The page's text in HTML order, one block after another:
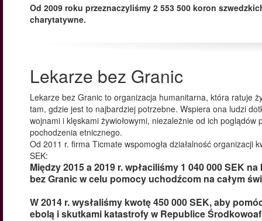
Od 2009 roku przeznaczyliśmy 2 553 500 koron
charytatywne.
Lekarze bez Granic
Lekarze bez Granic to organizacja humanitarna, która ratuje
tam, gdzie jest to najbardziej potrzebne. Wspiera ona ludzi
wojnami i klęskami żywiołowymi, niezależnie od ich poglądów
pochodzenia etnicznego.
Od 2011 r. firma Ticmate wspomogła działalność organizacji
SEK:
Między 2015 a 2019 r. wpłaciliśmy 1 040 000 SEK
bez Granic w celu pomocy uchodźcom na całym
W 2014 r. wysłaliśmy kwotę 450 000 SEK, aby
ebolą i skutkami katastrofy w Republice